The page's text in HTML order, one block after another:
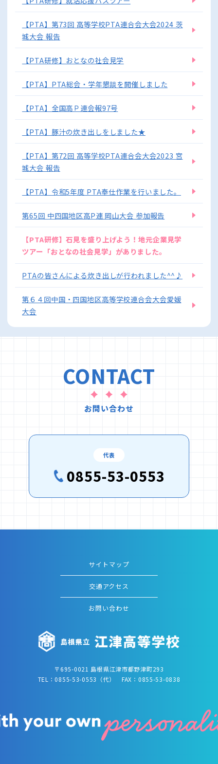
【PTA】第73回 高等学校PTA連合会大会2024 茨
城大会 報告
【PTA研修】おとなの社会見学
【PTA】PTA総会・学年懇談を開催しました
【PTA】全国高Ｐ連会報97号
【PTA】豚汁の炊き出しをしました★
【PTA】第72回 高等学校PTA連合会大会2023 宮
城大会 報告
【PTA】令和5年度 PTA奉仕作業を行いました。
第65回 中四国地区高P連 岡山大会 参加報告
【PTA研修】石見を盛り上げよう！地元企業見学
ツアー「おとなの社会見学」がありました。
PTAの皆さんによる炊き出しが行われました^^♪
第６４回中国・四国地区高等学校連合会大会愛媛
大会
CONTACT
お問い合わせ
代表
0855-53-0553
サイトマップ
交通アクセス
お問い合わせ
〒695-0021 島根県江津市都野津町293
TEL：0855-53-0553（代） FAX：0855-53-0838